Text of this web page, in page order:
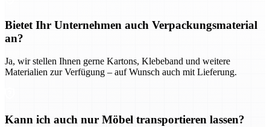
Bietet Ihr Unternehmen auch Verpackungsmaterial
an?
Ja, wir stellen Ihnen gerne Kartons, Klebeband und weitere
Materialien zur Verfügung – auf Wunsch auch mit Lieferung.
Kann ich auch nur Möbel transportieren lassen?